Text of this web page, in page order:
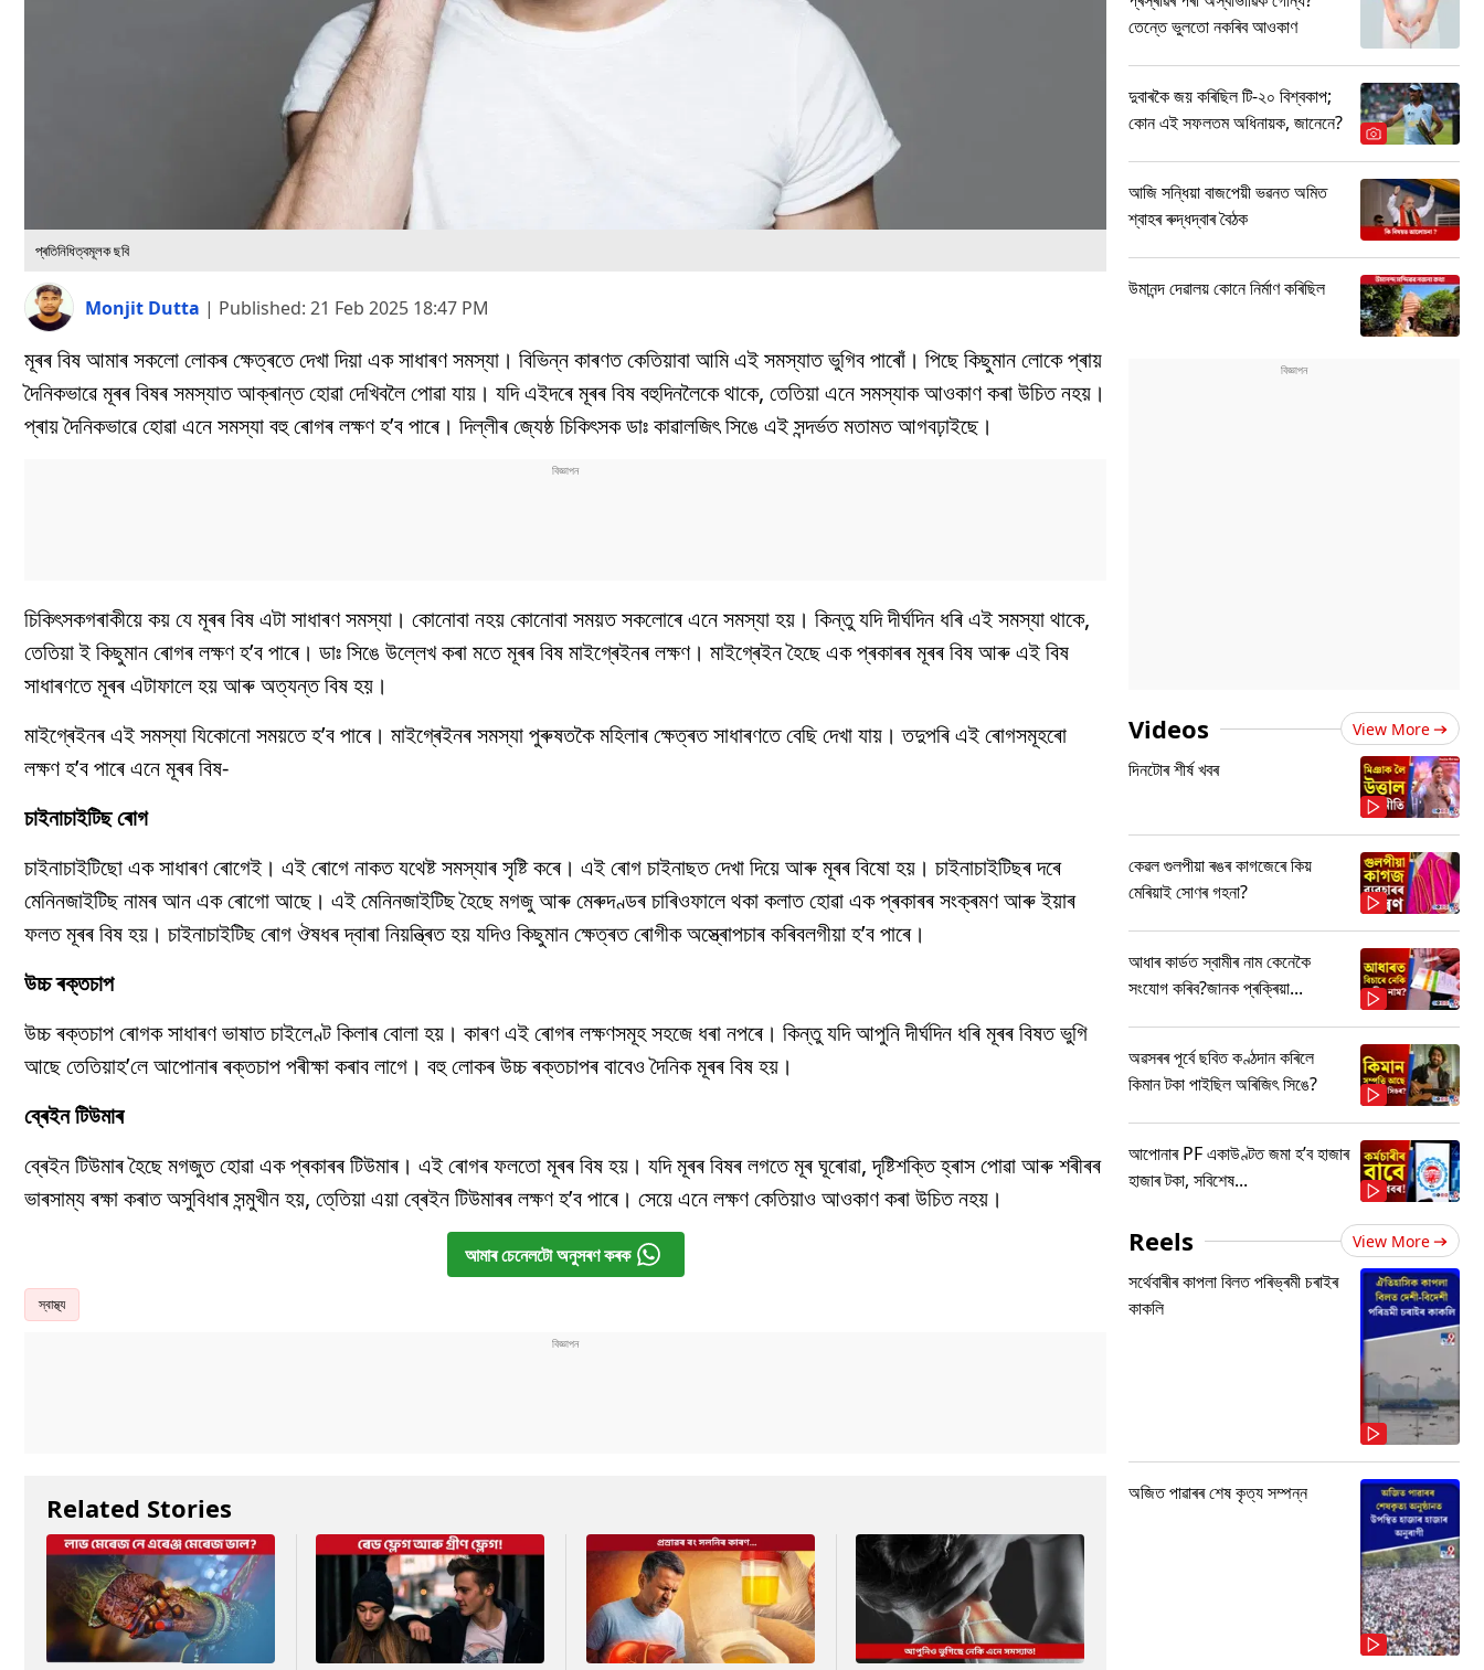
প্ৰতিনিধিত্বমূলক ছবি
Monjit Dutta | Published: 21 Feb 2025 18:47 PM
মূৰৰ বিষ আমাৰ সকলো লোকৰ ক্ষেত্ৰতে দেখা দিয়া এক সাধাৰণ সমস্যা। বিভিন্ন কাৰণত কেতিয়াবা আমি এই সমস্যাত ভুগিব পাৰোঁ। পিছে কিছুমান লোকে প্ৰায়
দৈনিকভাৱে মূৰৰ বিষৰ সমস্যাত আক্ৰান্ত হোৱা দেখিবলৈ পোৱা যায়। যদি এইদৰে মূৰৰ বিষ বহুদিনলৈকে থাকে, তেতিয়া এনে সমস্যাক আওকাণ কৰা উচিত নহয়।
প্ৰায় দৈনিকভাৱে হোৱা এনে সমস্যা বহু ৰোগৰ লক্ষণ হ’ব পাৰে। দিল্লীৰ জ্যেষ্ঠ চিকিৎসক ডাঃ কাৱালজিৎ সিঙে এই সন্দৰ্ভত মতামত আগবঢ়াইছে।
চিকিৎসকগৰাকীয়ে কয় যে মূৰৰ বিষ এটা সাধাৰণ সমস্যা। কোনোবা নহয় কোনোবা সময়ত সকলোৰে এনে সমস্যা হয়। কিন্তু যদি দীৰ্ঘদিন ধৰি এই সমস্যা থাকে,
তেতিয়া ই কিছুমান ৰোগৰ লক্ষণ হ’ব পাৰে। ডাঃ সিঙে উল্লেখ কৰা মতে মূৰৰ বিষ মাইগ্ৰেইনৰ লক্ষণ। মাইগ্ৰেইন হৈছে এক প্ৰকাৰৰ মূৰৰ বিষ আৰু এই বিষ
সাধাৰণতে মূৰৰ এটাফালে হয় আৰু অত্যন্ত বিষ হয়।
মাইগ্ৰেইনৰ এই সমস্যা যিকোনো সময়তে হ’ব পাৰে। মাইগ্ৰেইনৰ সমস্যা পুৰুষতকৈ মহিলাৰ ক্ষেত্ৰত সাধাৰণতে বেছি দেখা যায়। তদুপৰি এই ৰোগসমূহৰো
লক্ষণ হ’ব পাৰে এনে মূৰৰ বিষ-
চাইনাচাইটিছ ৰোগ
চাইনাচাইটিছো এক সাধাৰণ ৰোগেই। এই ৰোগে নাকত যথেষ্ট সমস্যাৰ সৃষ্টি কৰে। এই ৰোগ চাইনাছত দেখা দিয়ে আৰু মূৰৰ বিষো হয়। চাইনাচাইটিছৰ দৰে
মেনিনজাইটিছ নামৰ আন এক ৰোগো আছে। এই মেনিনজাইটিছ হৈছে মগজু আৰু মেৰুদণ্ডৰ চাৰিওফালে থকা কলাত হোৱা এক প্ৰকাৰৰ সংক্ৰমণ আৰু ইয়াৰ
ফলত মূৰৰ বিষ হয়। চাইনাচাইটিছ ৰোগ ঔষধৰ দ্বাৰা নিয়ন্ত্ৰিত হয় যদিও কিছুমান ক্ষেত্ৰত ৰোগীক অস্ত্ৰোপচাৰ কৰিবলগীয়া হ’ব পাৰে।
উচ্চ ৰক্তচাপ
উচ্চ ৰক্তচাপ ৰোগক সাধাৰণ ভাষাত চাইলেণ্ট কিলাৰ বোলা হয়। কাৰণ এই ৰোগৰ লক্ষণসমূহ সহজে ধৰা নপৰে। কিন্তু যদি আপুনি দীৰ্ঘদিন ধৰি মূৰৰ বিষত ভুগি
আছে তেতিয়াহ’লে আপোনাৰ ৰক্তচাপ পৰীক্ষা কৰাব লাগে। বহু লোকৰ উচ্চ ৰক্তচাপৰ বাবেও দৈনিক মূৰৰ বিষ হয়।
ব্ৰেইন টিউমাৰ
ব্ৰেইন টিউমাৰ হৈছে মগজুত হোৱা এক প্ৰকাৰৰ টিউমাৰ। এই ৰোগৰ ফলতো মূৰৰ বিষ হয়। যদি মূৰৰ বিষৰ লগতে মূৰ ঘূৰোৱা, দৃষ্টিশক্তি হ্ৰাস পোৱা আৰু শৰীৰৰ
ভাৰসাম্য ৰক্ষা কৰাত অসুবিধাৰ সন্মুখীন হয়, তে্তিয়া এয়া ব্ৰেইন টিউমাৰৰ লক্ষণ হ’ব পাৰে। সেয়ে এনে লক্ষণ কেতিয়াও আওকাণ কৰা উচিত নহয়।
আমাৰ চেনেলটো অনুসৰণ কৰক
স্বাস্থ্য
Related Stories
তেন্তে ভুলতো নকৰিব আওকাণ
দুবাৰকৈ জয় কৰিছিল টি-২০ বিশ্বকাপ;
কোন এই সফলতম অধিনায়ক, জানেনে?
আজি সন্ধিয়া বাজপেয়ী ভৱনত অমিত
শ্বাহৰ ৰুদ্ধদ্বাৰ বৈঠক
উমানন্দ দেৱালয় কোনে নিৰ্মাণ কৰিছিল
Videos View More
দিনটোৰ শীৰ্ষ খবৰ
কেৱল গুলপীয়া ৰঙৰ কাগজেৰে কিয়
মেৰিয়াই সোণৰ গহনা?
আধাৰ কাৰ্ডত স্বামীৰ নাম কেনেকৈ
সংযোগ কৰিব?জানক প্ৰক্ৰিয়া...
অৱসৰৰ পূৰ্বে ছবিত কণ্ঠদান কৰিলে
কিমান টকা পাইছিল অৰিজিৎ সিঙে?
আপোনাৰ PF একাউণ্টত জমা হ’ব হাজাৰ
হাজাৰ টকা, সবিশেষ...
Reels View More
সৰ্থেবাৰীৰ কাপলা বিলত পৰিভ্ৰমী চৰাইৰ
কাকলি
অজিত পাৱাৰৰ শেষ কৃত্য সম্পন্ন